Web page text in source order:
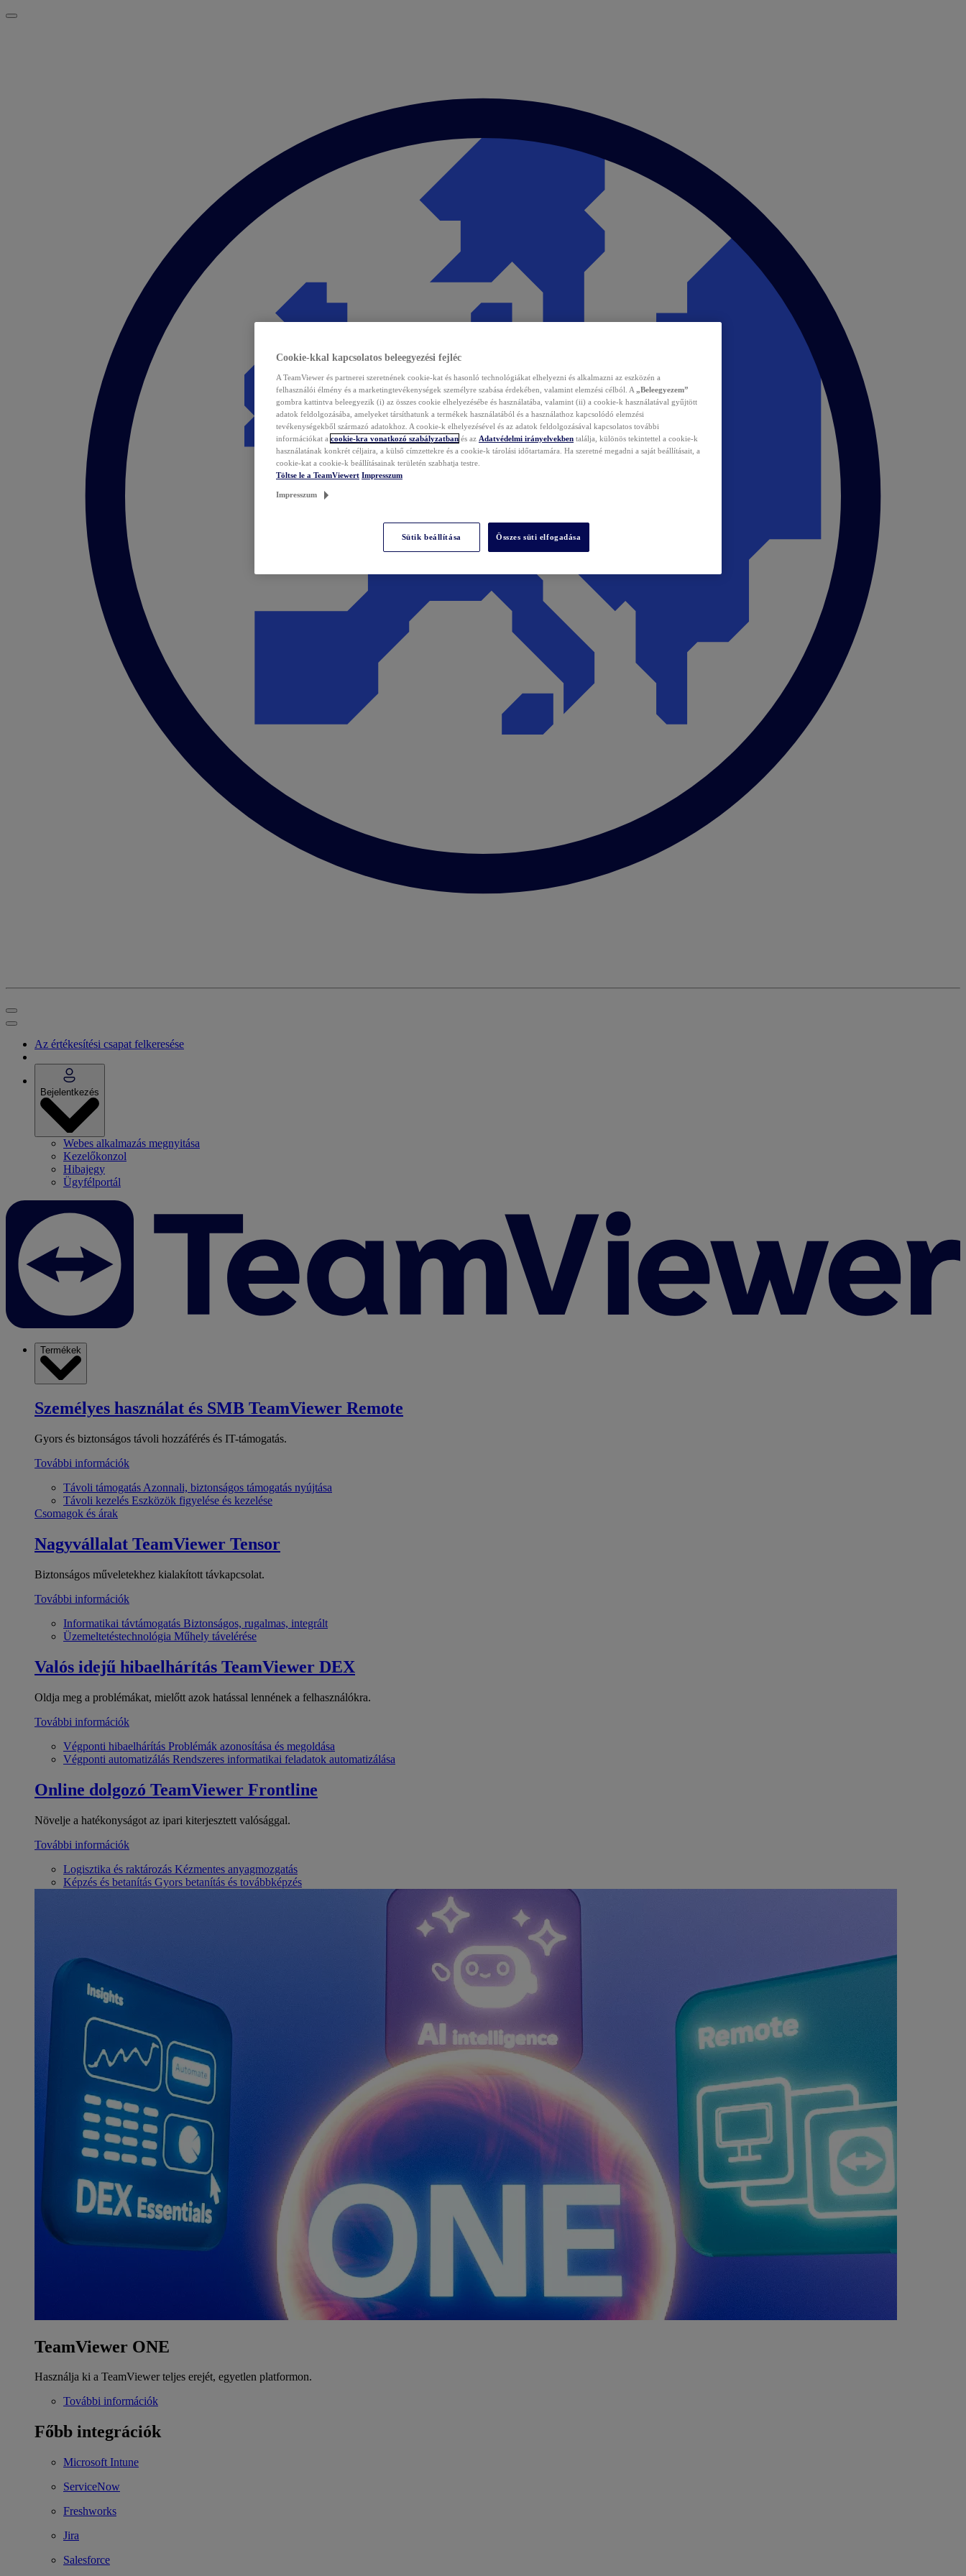
Az értékesítési csapat felkeresése
Bejelentkezés
Webes alkalmazás megnyitása
Kezelőkonzol
Hibajegy
Ügyfélportál
Termékek
Személyes használat és SMB TeamViewer Remote
Gyors és biztonságos távoli hozzáférés és IT-támogatás.
További információk
Távoli támogatás Azonnali, biztonságos támogatás nyújtása
Távoli kezelés Eszközök figyelése és kezelése
Csomagok és árak
Nagyvállalat TeamViewer Tensor
Biztonságos műveletekhez kialakított távkapcsolat.
További információk
Informatikai távtámogatás Biztonságos, rugalmas, integrált
Üzemeltetéstechnológia Műhely távelérése
Valós idejű hibaelhárítás TeamViewer DEX
Oldja meg a problémákat, mielőtt azok hatással lennének a felhasználókra.
További információk
Végponti hibaelhárítás Problémák azonosítása és megoldása
Végponti automatizálás Rendszeres informatikai feladatok automatizálása
Online dolgozó TeamViewer Frontline
Növelje a hatékonyságot az ipari kiterjesztett valósággal.
További információk
Logisztika és raktározás Kézmentes anyagmozgatás
Képzés és betanítás Gyors betanítás és továbbképzés
TeamViewer ONE
Használja ki a TeamViewer teljes erejét, egyetlen platformon.
További információk
Főbb integrációk
Microsoft Intune
ServiceNow
Freshworks
Jira
Salesforce
Cookie-kkal kapcsolatos beleegyezési fejléc
A TeamViewer és partnerei szeretnének cookie-kat és hasonló technológiákat elhelyezni és alkalmazni az eszközén a
felhasználói élmény és a marketingtevékenységek személyre szabása érdekében, valamint elemzési célból. A „Beleegyezem”
gombra kattintva beleegyezik (i) az összes cookie elhelyezésébe és használatába, valamint (ii) a cookie-k használatával gyűjtött
adatok feldolgozásába, amelyeket társíthatunk a termékek használatából és a használathoz kapcsolódó elemzési
tevékenységekből származó adatokhoz. A cookie-k elhelyezésével és az adatok feldolgozásával kapcsolatos további
információkat a cookie-kra vonatkozó szabályzatban és az Adatvédelmi irányelvekben találja, különös tekintettel a cookie-k
használatának konkrét céljaira, a külső címzettekre és a cookie-k tárolási időtartamára. Ha szeretné megadni a saját beállításait, a
cookie-kat a cookie-k beállításainak területén szabhatja testre.
Töltse le a TeamViewert Impresszum
Impresszum
Sütik beállítása Összes süti elfogadása